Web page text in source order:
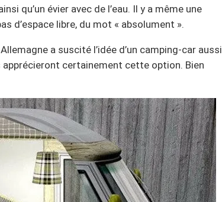
qu’un évier avec de l’eau. Il y a même une
d’espace libre, du mot « absolument ».
a suscité l’idée d’un camping-car aussi
certainement cette option. Bien